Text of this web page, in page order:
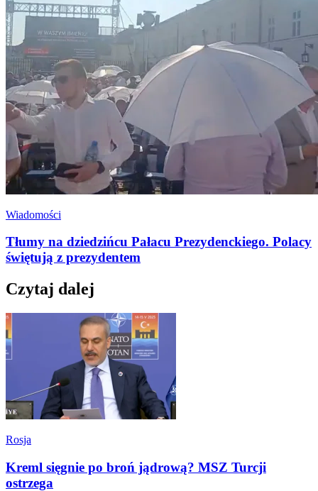
Wiadomości
Tłumy na dziedzińcu Pałacu Prezydenckiego. Polacy
świętują z prezydentem
Czytaj dalej
Rosja
Kreml sięgnie po broń jądrową? MSZ Turcji
ostrzega